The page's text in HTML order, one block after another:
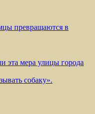
превращаются в
эта мера улицы города
собаку».